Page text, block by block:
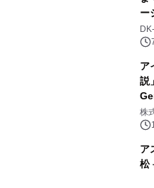
ー
ア
説
比
か
株
ア
松